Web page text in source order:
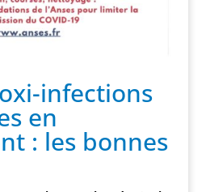
infections
en
: les bonnes